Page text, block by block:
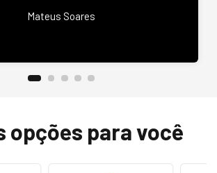
Mateus Soares
opções para você